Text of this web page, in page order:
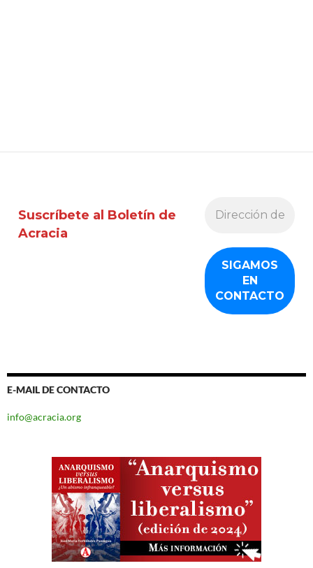
Suscríbete al Boletín de
Acracia
E-MAIL DE CONTACTO
info@acracia.org